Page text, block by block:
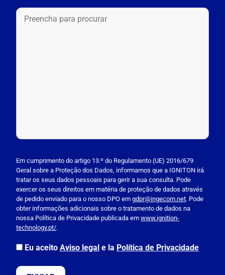
l
e
a
s
e
l
e
a
e
Em cumprimento do artigo 13.º do Regulamento (UE) 2016/679
Geral sobre a Proteção dos Dados, informamos que a IGNITON irá
tratar os seus dados pessoais para gerir a sua consulta. Pode
exercer os seus direitos em matéria de proteção de dados através
de pedido enviado para o nosso DPO em gdpr@ingecom.net. Pode
obter informações adicionais sobre o tratamento de dados na
nossa Política de Privacidade publicada em www.ignition-
technology.pt/.
Eu aceito Aviso legal e la Política de Privacidade